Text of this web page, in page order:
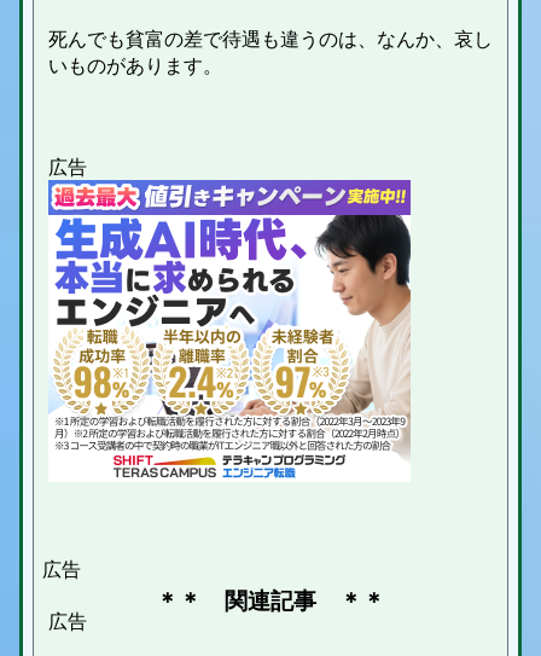
死んでも貧富の差で待遇も違うのは、なんか、哀し
いものがあります。
＊＊ 関連記事 ＊＊